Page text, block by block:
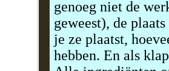
genoeg niet de
geweest), de
je ze plaatst,
hebben. En als